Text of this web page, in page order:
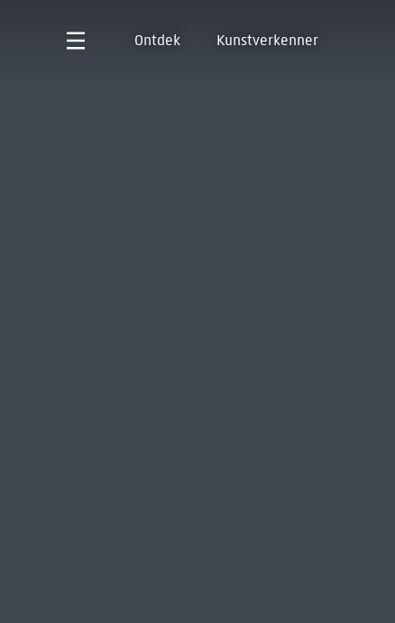
Ontdek Kunstverkenner